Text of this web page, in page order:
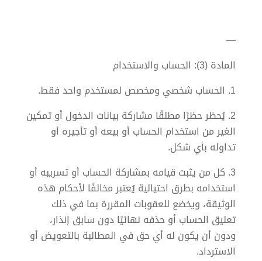
—
المادة (3): الحساب والاستخدام
1. الحساب شخصي ومخصص لمستخدم واحد فقط.
2. يُحظر حظرًا مطلقًا مشاركة بيانات الدخول أو تمكين
الغير من استخدام الحساب أو بيعه أو تأجيره أو
تداوله بأي شكل.
3. كل من يثبت قيامه بمشاركة الحساب أو تسريبه أو
استخدامه بطرق احتيالية يُعتبر مخالفًا لأحكام هذه
الوثيقة، ويخضع للعقوبات المقررة بما في ذلك
تعليق الحساب أو حذفه نهائيًا دون سابق إنذار،
ودون أن يكون له أي حق في المطالبة بالتعويض أو
الاسترداد.